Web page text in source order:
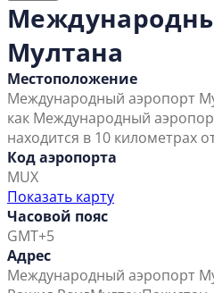
Мултана
Местоположение
Международный аэропорт
как Международный
находится в 10 километрах
Код аэропорта
MUX
Показать карту
Часовой пояс
GMT+5
Адрес
Международный аэропорт